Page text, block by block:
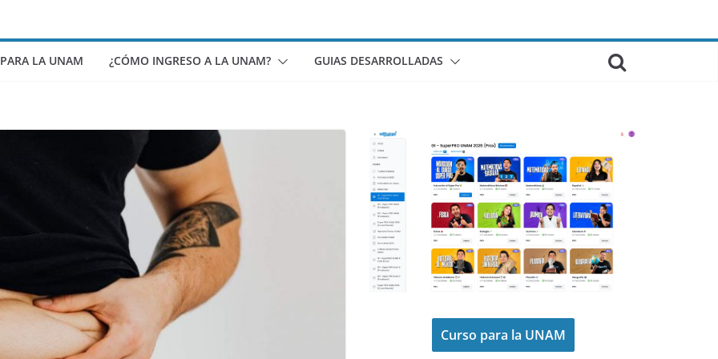
LA UNAM ¿CÓMO INGRESO A LA UNAM? GUIAS DESARROLLADAS
Curso para la UNAM